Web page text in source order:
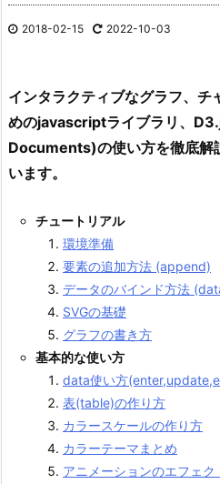
2018-02-15 2022-10-03
インタラクティブなグラフ、チ
めのjavascriptライブラリ、
Documents)の使い方を徹底解
います。
チュートリアル
環境準備
要素の追加方法 (append)
データのバインド方法
SVGの基礎
グラフの書き方
基本的な使い方
data使い方
表(table)の作り方
カラースケールの作り方
カラーテーマまとめ
アニメーションのエフェク